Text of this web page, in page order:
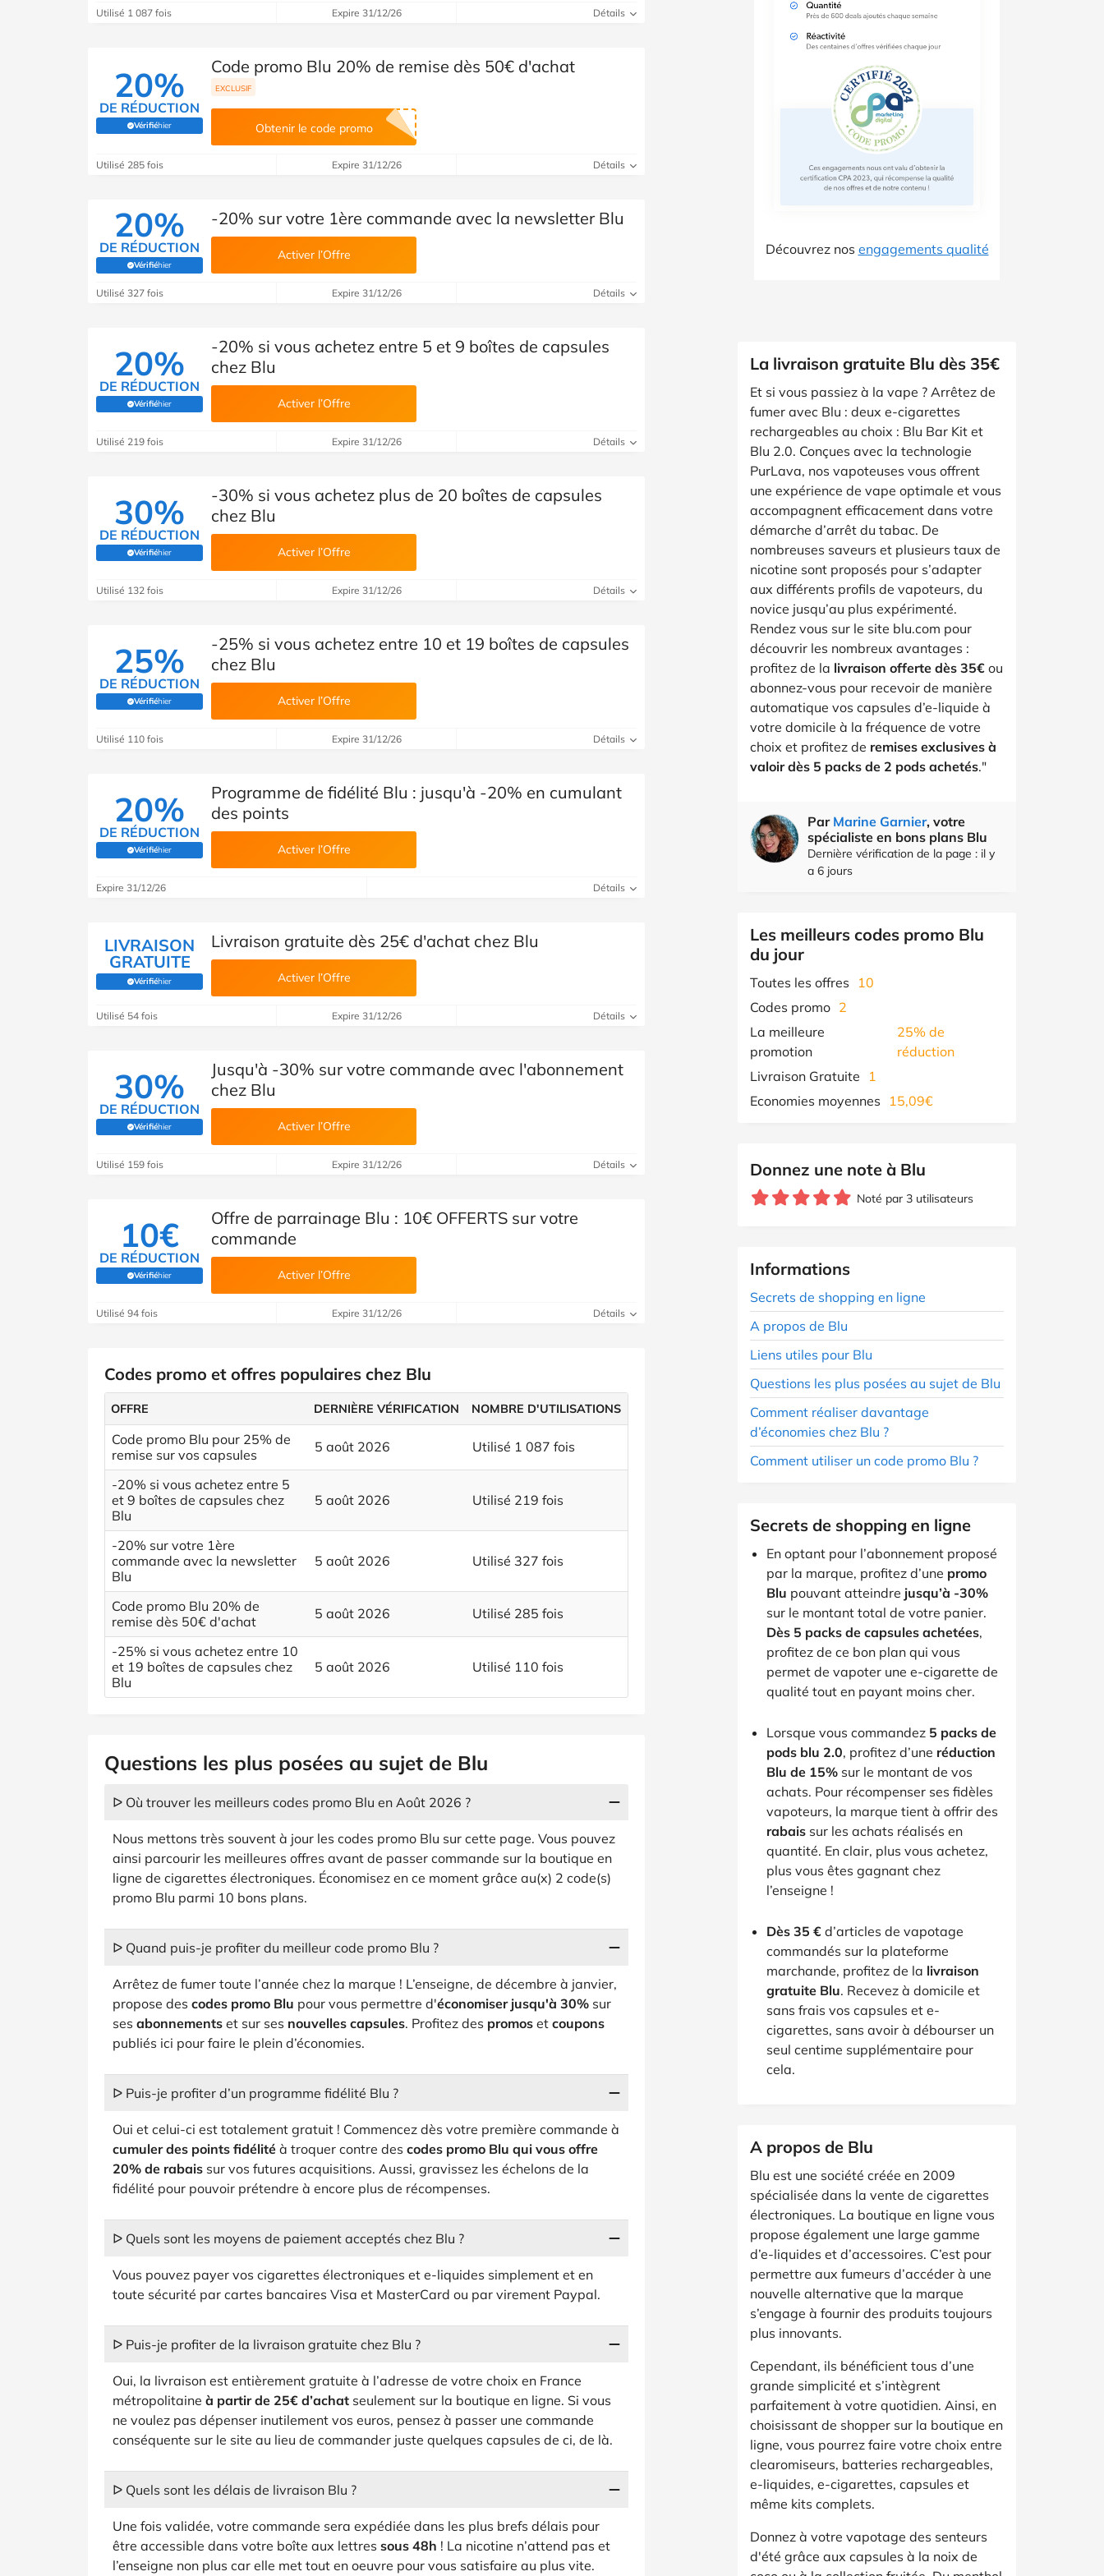
Voir toutes les catégories
Utilisé 1 087 fois Expire 31/12/26 Détails
20%
DE RÉDUCTION
Vérifiéhier
(Vérifié par Savoo)
Code promo Blu 20% de remise dès 50€ d'achat
EXCLUSIF
Obtenir le code promo
Utilisé 285 fois Expire 31/12/26 Détails
20%
DE RÉDUCTION
Vérifiéhier
(Vérifié par Savoo)
-20% sur votre 1ère commande avec la newsletter Blu
Activer l’Offre
Utilisé 327 fois Expire 31/12/26 Détails
20%
DE RÉDUCTION
Vérifiéhier
(Vérifié par Savoo)
-20% si vous achetez entre 5 et 9 boîtes de capsules
chez Blu
Activer l’Offre
Utilisé 219 fois Expire 31/12/26 Détails
30%
DE RÉDUCTION
Vérifiéhier
(Vérifié par Savoo)
-30% si vous achetez plus de 20 boîtes de capsules
chez Blu
Activer l’Offre
Utilisé 132 fois Expire 31/12/26 Détails
25%
DE RÉDUCTION
Vérifiéhier
(Vérifié par Savoo)
-25% si vous achetez entre 10 et 19 boîtes de capsules
chez Blu
Activer l’Offre
Utilisé 110 fois Expire 31/12/26 Détails
20%
DE RÉDUCTION
Vérifiéhier
(Vérifié par Savoo)
Programme de fidélité Blu : jusqu'à -20% en cumulant
des points
Activer l’Offre
Expire 31/12/26 Détails
LIVRAISON
GRATUITE
Vérifiéhier
(Vérifié par Savoo)
Livraison gratuite dès 25€ d'achat chez Blu
Activer l’Offre
Utilisé 54 fois Expire 31/12/26 Détails
30%
DE RÉDUCTION
Vérifiéhier
(Vérifié par Savoo)
Jusqu'à -30% sur votre commande avec l'abonnement
chez Blu
Activer l’Offre
Utilisé 159 fois Expire 31/12/26 Détails
10€
DE RÉDUCTION
Vérifiéhier
(Vérifié par Savoo)
Offre de parrainage Blu : 10€ OFFERTS sur votre
commande
Activer l’Offre
Utilisé 94 fois Expire 31/12/26 Détails
Codes promo et offres populaires chez Blu
OFFRE DERNIÈRE VÉRIFICATION NOMBRE D'UTILISATIONS
Code promo Blu pour 25% de
remise sur vos capsules
5 août 2026 Utilisé 1 087 fois
-20% si vous achetez entre 5
et 9 boîtes de capsules chez
Blu
5 août 2026 Utilisé 219 fois
-20% sur votre 1ère
commande avec la newsletter
Blu
5 août 2026 Utilisé 327 fois
Code promo Blu 20% de
remise dès 50€ d'achat
5 août 2026 Utilisé 285 fois
-25% si vous achetez entre 10
et 19 boîtes de capsules chez
Blu
5 août 2026 Utilisé 110 fois
Découvrez nos engagements qualité
La livraison gratuite Blu dès 35€
Et si vous passiez à la vape ? Arrêtez de
fumer avec Blu : deux e-cigarettes
rechargeables au choix : Blu Bar Kit et
Blu 2.0. Conçues avec la technologie
PurLava, nos vapoteuses vous offrent
une expérience de vape optimale et vous
accompagnent efficacement dans votre
démarche d’arrêt du tabac. De
nombreuses saveurs et plusieurs taux de
nicotine sont proposés pour s’adapter
aux différents profils de vapoteurs, du
novice jusqu’au plus expérimenté.
Rendez vous sur le site blu.com pour
découvrir les nombreux avantages :
profitez de la livraison offerte dès 35€ ou
abonnez-vous pour recevoir de manière
automatique vos capsules d’e-liquide à
votre domicile à la fréquence de votre
choix et profitez de remises exclusives à
valoir dès 5 packs de 2 pods achetés."
Par Marine Garnier, votre
spécialiste en bons plans Blu
Dernière vérification de la page : il y
a 6 jours
Les meilleurs codes promo Blu
du jour
Toutes les offres
10
Codes promo 2
La meilleure
promotion
25% de
réduction
Livraison Gratuite
1
Economies moyennes
15,09€
Donnez une note à Blu
Noté par 3 utilisateurs
Informations
Secrets de shopping en ligne
A propos de Blu
Liens utiles pour Blu
Questions les plus posées au sujet de Blu
Comment réaliser davantage
d’économies chez Blu ?
Comment utiliser un code promo Blu ?
Secrets de shopping en ligne
En optant pour l’abonnement proposé
par la marque, profitez d’une promo
Blu pouvant atteindre jusqu’à -30%
sur le montant total de votre panier.
Dès 5 packs de capsules achetées,
profitez de ce bon plan qui vous
permet de vapoter une e-cigarette de
qualité tout en payant moins cher.
Lorsque vous commandez 5 packs de
pods blu 2.0, profitez d’une réduction
Blu de 15% sur le montant de vos
achats. Pour récompenser ses fidèles
vapoteurs, la marque tient à offrir des
rabais sur les achats réalisés en
quantité. En clair, plus vous achetez,
plus vous êtes gagnant chez
l’enseigne !
Dès 35 € d’articles de vapotage
commandés sur la plateforme
marchande, profitez de la livraison
gratuite Blu. Recevez à domicile et
sans frais vos capsules et e-
cigarettes, sans avoir à débourser un
seul centime supplémentaire pour
cela.
A propos de Blu
Blu est une société créée en 2009
spécialisée dans la vente de cigarettes
électroniques. La boutique en ligne vous
propose également une large gamme
d’e-liquides et d’accessoires. C’est pour
permettre aux fumeurs d’accéder à une
nouvelle alternative que la marque
s’engage à fournir des produits toujours
plus innovants.
Cependant, ils bénéficient tous d’une
grande simplicité et s’intègrent
parfaitement à votre quotidien. Ainsi, en
choisissant de shopper sur la boutique en
ligne, vous pourrez faire votre choix entre
clearomiseurs, batteries rechargeables,
e-liquides, e-cigarettes, capsules et
même kits complets.
Donnez à votre vapotage des senteurs
d'été grâce aux capsules à la noix de
Questions les plus posées au sujet de Blu
ᐅ Où trouver les meilleurs codes promo Blu en Août 2026 ?
Nous mettons très souvent à jour les codes promo Blu sur cette page. Vous pouvez
ainsi parcourir les meilleures offres avant de passer commande sur la boutique en
ligne de cigarettes électroniques. Économisez en ce moment grâce au(x) 2 code(s)
promo Blu parmi 10 bons plans.
ᐅ Quand puis-je profiter du meilleur code promo Blu ?
Arrêtez de fumer toute l’année chez la marque ! L’enseigne, de décembre à janvier,
propose des codes promo Blu pour vous permettre d'économiser jusqu'à 30% sur
ses abonnements et sur ses nouvelles capsules. Profitez des promos et coupons
publiés ici pour faire le plein d’économies.
ᐅ Puis-je profiter d’un programme fidélité Blu ?
Oui et celui-ci est totalement gratuit ! Commencez dès votre première commande à
cumuler des points fidélité à troquer contre des codes promo Blu qui vous offre
20% de rabais sur vos futures acquisitions. Aussi, gravissez les échelons de la
fidélité pour pouvoir prétendre à encore plus de récompenses.
ᐅ Quels sont les moyens de paiement acceptés chez Blu ?
Vous pouvez payer vos cigarettes électroniques et e-liquides simplement et en
toute sécurité par cartes bancaires Visa et MasterCard ou par virement Paypal.
ᐅ Puis-je profiter de la livraison gratuite chez Blu ?
Oui, la livraison est entièrement gratuite à l’adresse de votre choix en France
métropolitaine à partir de 25€ d’achat seulement sur la boutique en ligne. Si vous
ne voulez pas dépenser inutilement vos euros, pensez à passer une commande
conséquente sur le site au lieu de commander juste quelques capsules de ci, de là.
ᐅ Quels sont les délais de livraison Blu ?
Une fois validée, votre commande sera expédiée dans les plus brefs délais pour
être accessible dans votre boîte aux lettres sous 48h ! La nicotine n’attend pas et
l’enseigne non plus car elle met tout en oeuvre pour vous satisfaire au plus vite.